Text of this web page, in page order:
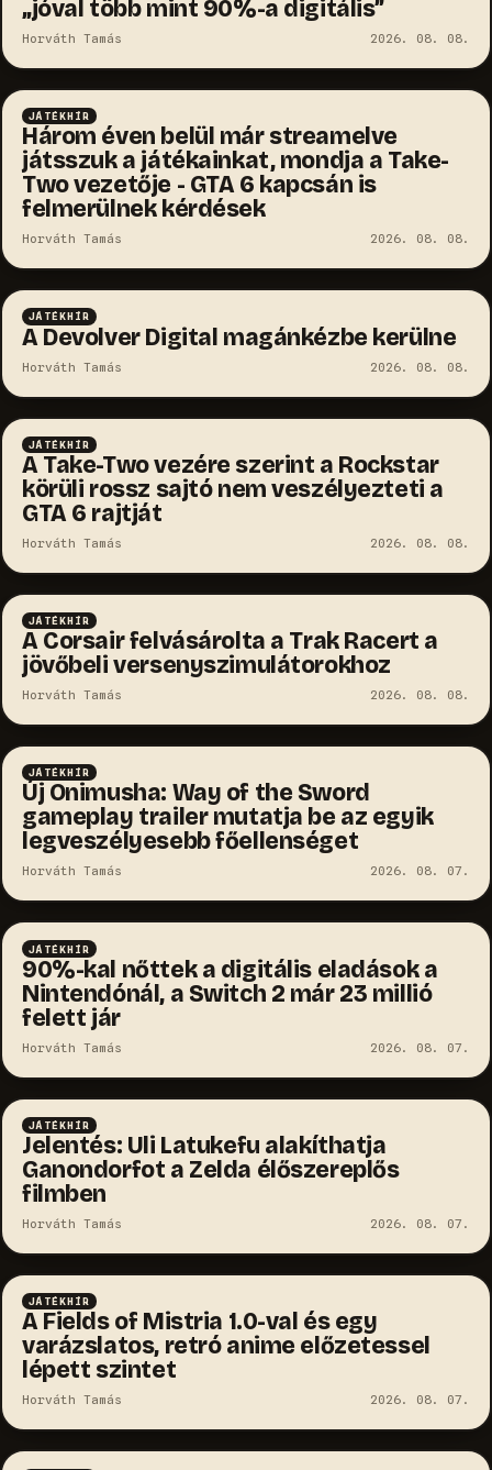
„jóval több mint 90%-a digitális”
Horváth Tamás 2026. 08. 08.
JÁTÉKHÍR
Három éven belül már streamelve
játsszuk a játékainkat, mondja a Take-
Two vezetője - GTA 6 kapcsán is
felmerülnek kérdések
Horváth Tamás 2026. 08. 08.
JÁTÉKHÍR
A Devolver Digital magánkézbe kerülne
Horváth Tamás 2026. 08. 08.
JÁTÉKHÍR
A Take-Two vezére szerint a Rockstar
körüli rossz sajtó nem veszélyezteti a
GTA 6 rajtját
Horváth Tamás 2026. 08. 08.
JÁTÉKHÍR
A Corsair felvásárolta a Trak Racert a
jövőbeli versenyszimulátorokhoz
Horváth Tamás 2026. 08. 08.
JÁTÉKHÍR
Új Onimusha: Way of the Sword
gameplay trailer mutatja be az egyik
legveszélyesebb főellenséget
Horváth Tamás 2026. 08. 07.
JÁTÉKHÍR
90%-kal nőttek a digitális eladások a
Nintendónál, a Switch 2 már 23 millió
felett jár
Horváth Tamás 2026. 08. 07.
JÁTÉKHÍR
Jelentés: Uli Latukefu alakíthatja
Ganondorfot a Zelda élőszereplős
filmben
Horváth Tamás 2026. 08. 07.
JÁTÉKHÍR
A Fields of Mistria 1.0-val és egy
varázslatos, retró anime előzetessel
lépett szintet
Horváth Tamás 2026. 08. 07.